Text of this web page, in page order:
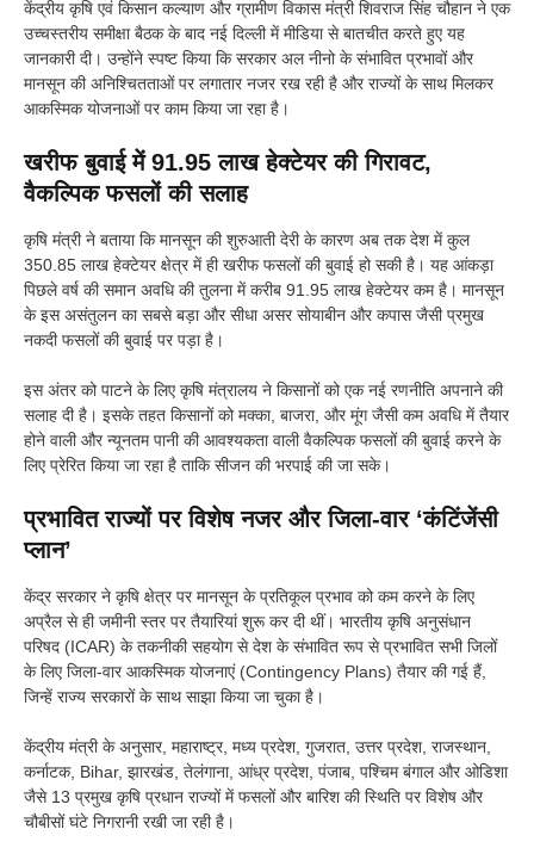
केंद्रीय कृषि एवं किसान कल्याण और ग्रामीण विकास मंत्री शिवराज सिंह चौहान ने एक
उच्चस्तरीय समीक्षा बैठक के बाद नई दिल्ली में मीडिया से बातचीत करते हुए यह
जानकारी दी। उन्होंने स्पष्ट किया कि सरकार अल नीनो के संभावित प्रभावों और
मानसून की अनिश्चितताओं पर लगातार नजर रख रही है और राज्यों के साथ मिलकर
आकस्मिक योजनाओं पर काम किया जा रहा है।
खरीफ बुवाई में 91.95 लाख हेक्टेयर की गिरावट,
वैकल्पिक फसलों की सलाह
कृषि मंत्री ने बताया कि मानसून की शुरुआती देरी के कारण अब तक देश में कुल
350.85 लाख हेक्टेयर क्षेत्र में ही खरीफ फसलों की बुवाई हो सकी है। यह आंकड़ा
पिछले वर्ष की समान अवधि की तुलना में करीब 91.95 लाख हेक्टेयर कम है। मानसून
के इस असंतुलन का सबसे बड़ा और सीधा असर सोयाबीन और कपास जैसी प्रमुख
नकदी फसलों की बुवाई पर पड़ा है।
इस अंतर को पाटने के लिए कृषि मंत्रालय ने किसानों को एक नई रणनीति अपनाने की
सलाह दी है। इसके तहत किसानों को मक्का, बाजरा, और मूंग जैसी कम अवधि में तैयार
होने वाली और न्यूनतम पानी की आवश्यकता वाली वैकल्पिक फसलों की बुवाई करने के
लिए प्रेरित किया जा रहा है ताकि सीजन की भरपाई की जा सके।
प्रभावित राज्यों पर विशेष नजर और जिला-वार ‘कंटिंजेंसी
प्लान’
केंद्र सरकार ने कृषि क्षेत्र पर मानसून के प्रतिकूल प्रभाव को कम करने के लिए
अप्रैल से ही जमीनी स्तर पर तैयारियां शुरू कर दी थीं। भारतीय कृषि अनुसंधान
परिषद (ICAR) के तकनीकी सहयोग से देश के संभावित रूप से प्रभावित सभी जिलों
के लिए जिला-वार आकस्मिक योजनाएं (Contingency Plans) तैयार की गई हैं,
जिन्हें राज्य सरकारों के साथ साझा किया जा चुका है।
केंद्रीय मंत्री के अनुसार, महाराष्ट्र, मध्य प्रदेश, गुजरात, उत्तर प्रदेश, राजस्थान,
कर्नाटक, Bihar, झारखंड, तेलंगाना, आंध्र प्रदेश, पंजाब, पश्चिम बंगाल और ओडिशा
जैसे 13 प्रमुख कृषि प्रधान राज्यों में फसलों और बारिश की स्थिति पर विशेष और
चौबीसों घंटे निगरानी रखी जा रही है।